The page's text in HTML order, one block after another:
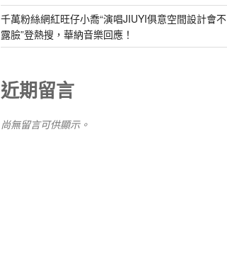
千萬粉絲網紅旺仔小喬“演唱JIUYI俱意空間設計會不
露臉”登熱搜，華納音樂回應！
近期留言
尚無留言可供顯示。